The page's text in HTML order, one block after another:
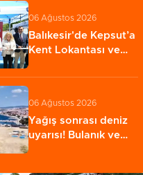
06 Ağustos 2026
Balıkesir'de Kepsut’a
Kent Lokantası ve
06 Ağustos 2026
Yağış sonrası deniz
uyarısı! Bulanık ve